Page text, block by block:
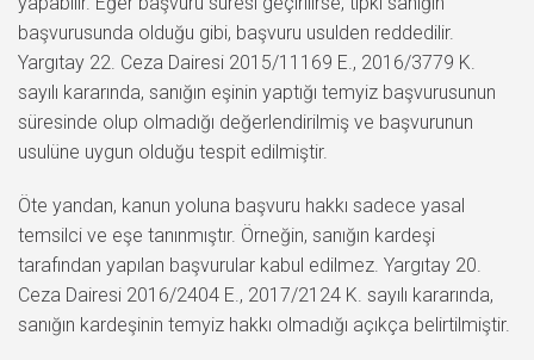
başvurusunda olduğu gibi, başvuru usulden reddedilir.
Yargıtay 22. Ceza Dairesi 2015/11169 E., 2016/3779 K.
sayılı kararında, sanığın eşinin yaptığı temyiz başvurusunun
süresinde olup olmadığı değerlendirilmiş ve başvurunun
usulüne uygun olduğu tespit edilmiştir.
Öte yandan, kanun yoluna başvuru hakkı sadece yasal
temsilci ve eşe tanınmıştır. Örneğin, sanığın kardeşi
tarafından yapılan başvurular kabul edilmez. Yargıtay 20.
Ceza Dairesi 2016/2404 E., 2017/2124 K. sayılı kararında,
sanığın kardeşinin temyiz hakkı olmadığı açıkça belirtilmiştir.